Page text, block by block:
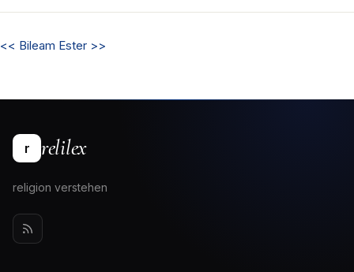
<< Bileam Ester >>
r relilex
religion verstehen